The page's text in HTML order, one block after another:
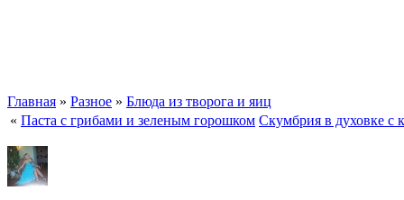
Главная » Разное » Блюда из творога и яиц
« Паста с грибами и зеленым горошком Скумбрия в духовке с